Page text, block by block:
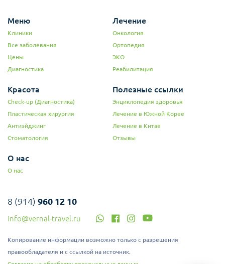
Меню
Клиники
Все заболевания
Цены
Диагностика
Лечение
Онкология
Ортопедия
ЭКО
Реабилитация
Красота
Check-up (Диагностика)
Пластическая хирургия
Антиэйджинг
Стоматология
Полезные ссылки
Энциклопедия здоровья
Лечение в Южной Корее
Лечение в Китае
Отзывы
О нас
О нас
8 (914) 960 12 10
info@vernal-travel.ru
Копирование информации возможно только с разрешения
правообладателя и с ссылкой на источник.